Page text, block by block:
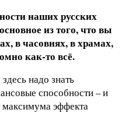
наших русских
из того, что вы
в часовнях, в храмах,
как-то всё.
надо знать
способности – и
максимума эффекта